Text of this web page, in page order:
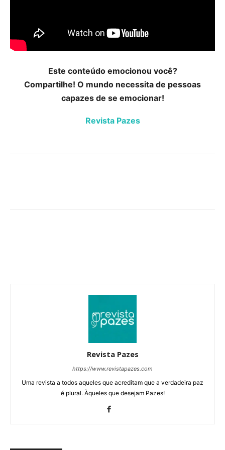
Este conteúdo emocionou você?
Compartilhe! O mundo necessita de pessoas
capazes de se emocionar!
Revista Pazes
Revista Pazes
https://www.revistapazes.com
Uma revista a todos aqueles que acreditam que a verdadeira paz
é plural. Àqueles que desejam Pazes!